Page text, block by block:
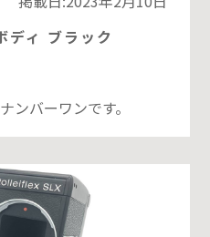
ィ ブラック
ンバーワンです。